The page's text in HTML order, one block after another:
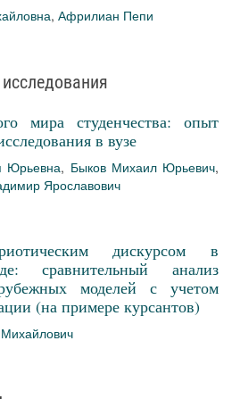
, Африлиан Пепи
мира студенчества: опыт
в вузе
Юрьевна, Быков Михаил Юрьевич,
Ярославович
дискурсом в
сравнительный анализ
моделей с учетом
(на примере курсантов)